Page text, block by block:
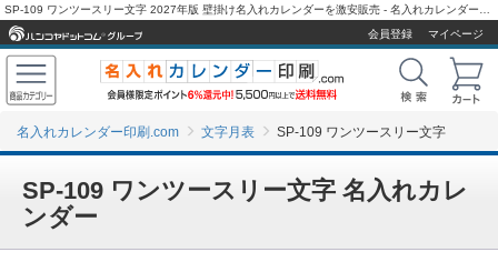
会員登録
マイページ
名入れカレンダー印刷.com 文字月表 SP-109 ワンツースリー文字
SP-109 ワンツースリー文字 名入れカレ
ンダー